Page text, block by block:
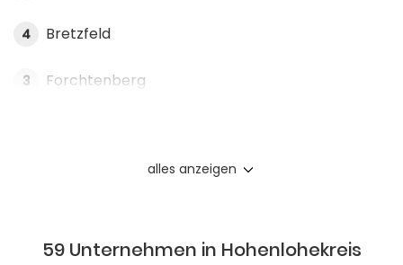
4 Bretzfeld
3 Forchtenberg
alles anzeigen
59 Unternehmen in Hohenlohekreis